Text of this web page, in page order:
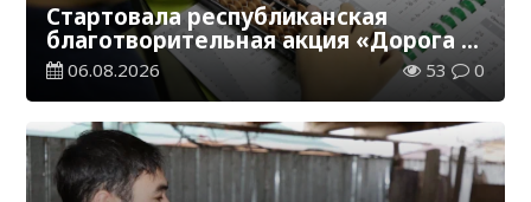
Стартовала республиканская
благотворительная акция «Дорога в
школу»
06.08.2026 53 0